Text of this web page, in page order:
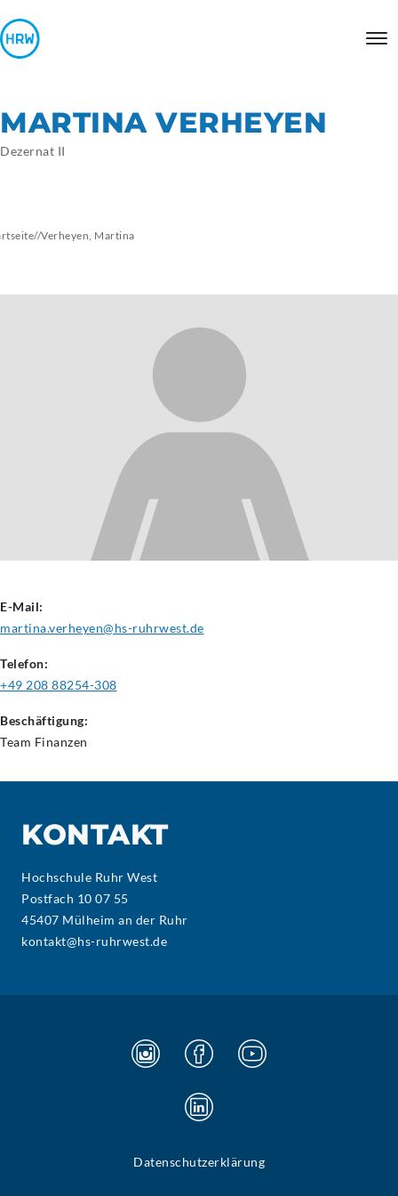
MARTINA VERHEYEN
Dezernat II
//Verheyen, Martina
E-Mail:
martina.verheyen@hs-ruhrwest.de
Telefon:
+49 208 88254-308
Beschäftigung:
Team Finanzen
KONTAKT
Hochschule Ruhr West
Postfach 10 07 55
45407 Mülheim an der Ruhr
kontakt@hs-ruhrwest.de
Datenschutzerklärung